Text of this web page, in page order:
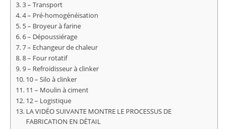
3 – Transport
4 – Pré-homogénéisation
5 – Broyeur à farine
6 – Dépoussiérage
7 – Echangeur de chaleur
8 – Four rotatif
9 – Refroidisseur à clinker
10 – Silo à clinker
11 – Moulin à ciment
12 – Logistique
LA VIDÉO SUIVANTE MONTRE LE PROCESSUS DE
FABRICATION EN DÉTAIL